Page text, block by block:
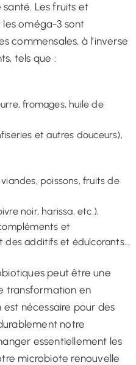
Les fruits et
les oméga-3 sont
commensales, à l’inverse
tels que :
fromages, huile de
et autres douceurs),
poissons, fruits de
noir, harissa, etc.),
et
additifs et édulcorants…
peut être une
transformation en
nécessaire pour des
notre
essentiellement les
microbiote renouvelle